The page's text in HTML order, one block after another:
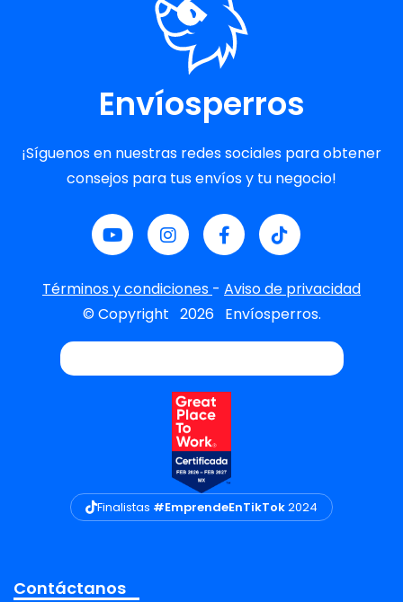
Envíosperros
¡Síguenos en nuestras redes sociales para obtener
consejos para tus envíos y tu negocio!
Términos y condiciones - Aviso de privacidad
© Copyright 2026 Envíosperros.
Finalistas #EmprendeEnTikTok2024
Contáctanos